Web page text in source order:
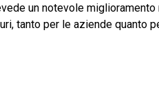
un notevole
tanto per le aziende quanto